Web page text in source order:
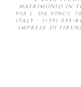
MATRIMONIO IN
VIA L. DA VINCI,
ITALY ∙ (+39) 055-
IMPRESE DI